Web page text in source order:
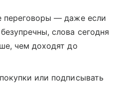
переговоры — даже если
слова сегодня
чем доходят до
или подписывать